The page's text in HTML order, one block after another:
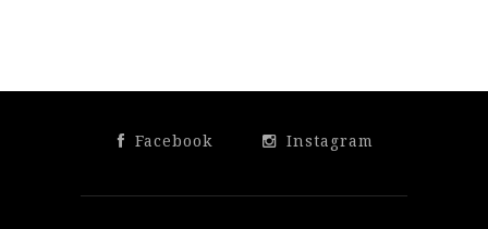
Facebook Instagram